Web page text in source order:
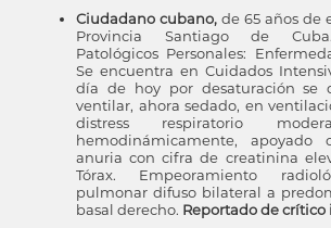
Ciudadano cubano, de 65 años de
Provincia Santiago de
Patológicos Personales:
Se encuentra en Cuidados
día de hoy por desaturación se
ventilar, ahora sedado, en
distress respiratorio
hemodinámicamente, apoyado
anuria con cifra de creatinina
Tórax. Empeoramiento
pulmonar difuso bilateral a
basal derecho. Reportado de crítico